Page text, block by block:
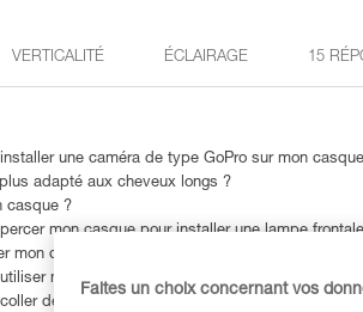
VERTICALITÉ ÉCLAIRAGE 15
une caméra de type GoPro sur mon
adapté aux cheveux longs ?
casque ?
mon casque pour installer une lampe
mon casque sans l’abîmer ?
mon casque pour d’autres activités
des autocollants sur mon casque ?
Faites un choix concernant vos